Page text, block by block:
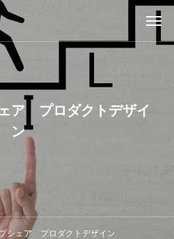
ア プロダクトデザイ
ン
シェア プロダクトデザイン